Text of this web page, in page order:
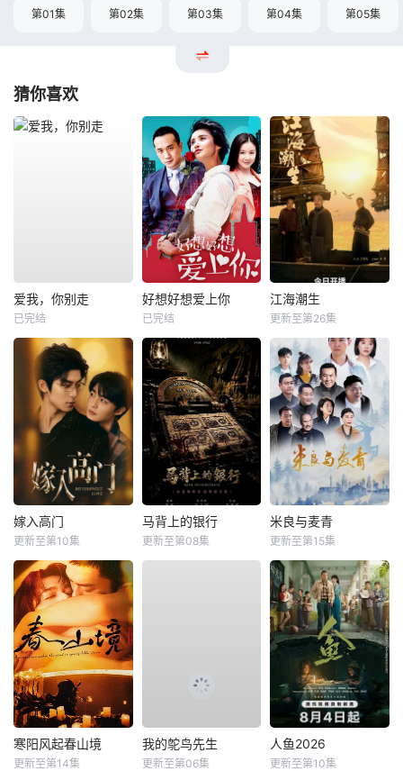
第01集 第02集 第03集 第04集 第05集
猜你喜欢
爱我，你别走
已完结
好想好想爱上你
已完结
江海潮生
更新至第26集
嫁入高门
更新至第10集
马背上的银行
更新至第08集
米良与麦青
更新至第15集
寒阳风起春山境
更新至第14集
我的鸵鸟先生
更新至第06集
人鱼2026
更新至第10集